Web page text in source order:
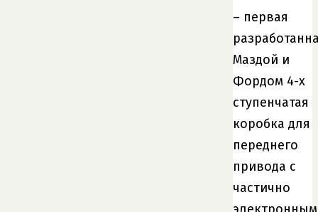
– первая
Маздой и
Фордом 4-х
ступенчатая
коробка для
переднего
привода с
частично